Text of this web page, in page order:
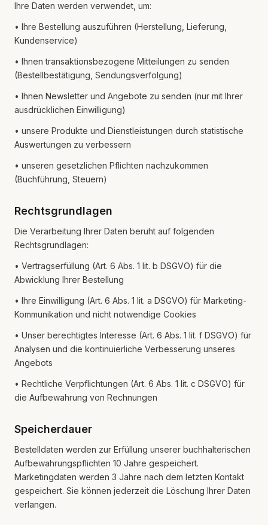
Ihre Daten werden verwendet, um:
• Ihre Bestellung auszuführen (Herstellung, Lieferung,
Kundenservice)
• Ihnen transaktionsbezogene Mitteilungen zu senden
(Bestellbestätigung, Sendungsverfolgung)
• Ihnen Newsletter und Angebote zu senden (nur mit Ihrer
ausdrücklichen Einwilligung)
• unsere Produkte und Dienstleistungen durch statistische
Auswertungen zu verbessern
• unseren gesetzlichen Pflichten nachzukommen
(Buchführung, Steuern)
Rechtsgrundlagen
Die Verarbeitung Ihrer Daten beruht auf folgenden
Rechtsgrundlagen:
• Vertragserfüllung (Art. 6 Abs. 1 lit. b DSGVO) für die
Abwicklung Ihrer Bestellung
• Ihre Einwilligung (Art. 6 Abs. 1 lit. a DSGVO) für Marketing-
Kommunikation und nicht notwendige Cookies
• Unser berechtigtes Interesse (Art. 6 Abs. 1 lit. f DSGVO) für
Analysen und die kontinuierliche Verbesserung unseres
Angebots
• Rechtliche Verpflichtungen (Art. 6 Abs. 1 lit. c DSGVO) für
die Aufbewahrung von Rechnungen
Speicherdauer
Bestelldaten werden zur Erfüllung unserer buchhalterischen
Aufbewahrungspflichten 10 Jahre gespeichert.
Marketingdaten werden 3 Jahre nach dem letzten Kontakt
gespeichert. Sie können jederzeit die Löschung Ihrer Daten
verlangen.